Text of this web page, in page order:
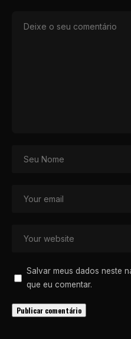
Salvar meus dados neste
que eu comentar.